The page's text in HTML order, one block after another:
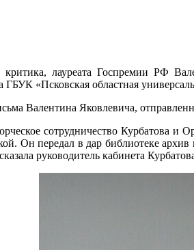
критика, лауреата Госпремии РФ
ГБУК «Псковская областная
Валентина Яковлевича,
сотрудничество Курбатова и
Он передал в дар библиотеке
руководитель кабинета